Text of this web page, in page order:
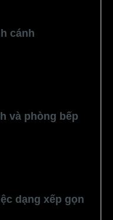
cánh
và phòng bếp
dạng xếp gọn